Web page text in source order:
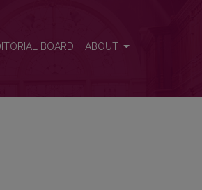
BOARD ABOUT